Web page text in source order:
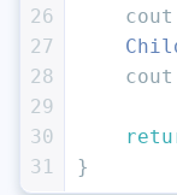
26
27
28
29
30
31
}